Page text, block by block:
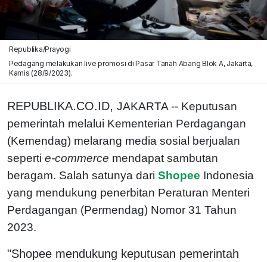
Republika/Prayogi
Pedagang melakukan live promosi di Pasar Tanah Abang Blok A, Jakarta,
Kamis (28/9/2023).
REPUBLIKA.CO.ID, JAKARTA -- Keputusan
pemerintah melalui Kementerian Perdagangan
(Kemendag) melarang media sosial berjualan
seperti e-commerce mendapat sambutan
beragam. Salah satunya dari Shopee Indonesia
yang mendukung penerbitan Peraturan Menteri
Perdagangan (Permendag) Nomor 31 Tahun
2023.
"Shopee mendukung keputusan pemerintah